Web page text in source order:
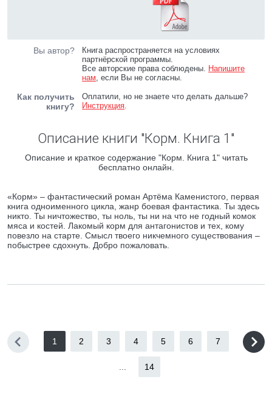
Вы автор?
Книга распространяется на условиях
партнёрской программы.
Все авторские права соблюдены. Напишите
нам, если Вы не согласны.
Как получить
книгу?
Оплатили, но не знаете что делать дальше?
Инструкция.
Описание книги "Корм. Книга 1"
Описание и краткое содержание "Корм. Книга 1" читать
бесплатно онлайн.
«Корм» – фантастический роман Артёма Каменистого, первая
книга одноименного цикла, жанр боевая фантастика. Ты здесь
никто. Ты ничтожество, ты ноль, ты ни на что не годный комок
мяса и костей. Лакомый корм для антагонистов и тех, кому
повезло на старте. Смысл твоего никчемного существования –
побыстрее сдохнуть. Добро пожаловать.
1 2 3 4 5 6 7
14